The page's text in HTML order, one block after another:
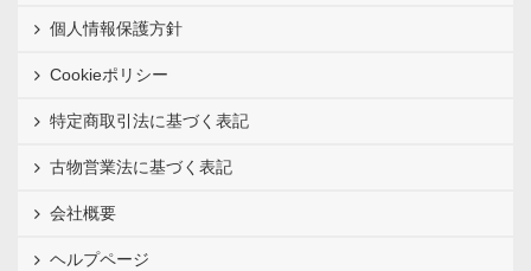
個人情報保護方針
Cookieポリシー
特定商取引法に基づく表記
古物営業法に基づく表記
会社概要
ヘルプページ